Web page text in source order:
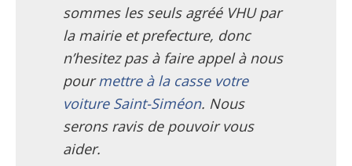
RACHATVÉHICULES
CONTACT
01 83 64 20 40
sommes les seuls agréé VHU par
la mairie et prefecture, donc
n’hesitez pas à faire appel à nous
pourmettre à la casse votre
voiture Saint-Siméon. Nous
serons ravis de pouvoir vous
aider.